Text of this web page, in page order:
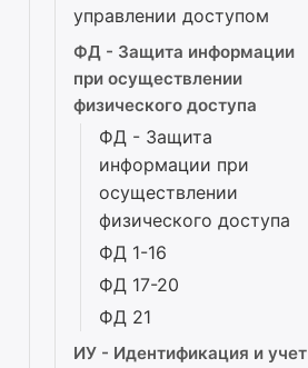
управлении доступом
ФД - Защита информации
при осуществлении
физического доступа
ФД - Защита
информации при
осуществлении
физического доступа
ФД 1-16
ФД 17-20
ФД 21
ИУ - Идентификация и учет